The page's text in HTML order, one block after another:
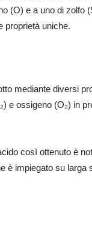
(O) e a uno di zolfo
proprietà uniche.
mediante diversi
e ossigeno (O₂) in
così ottenuto è
è impiegato su larga